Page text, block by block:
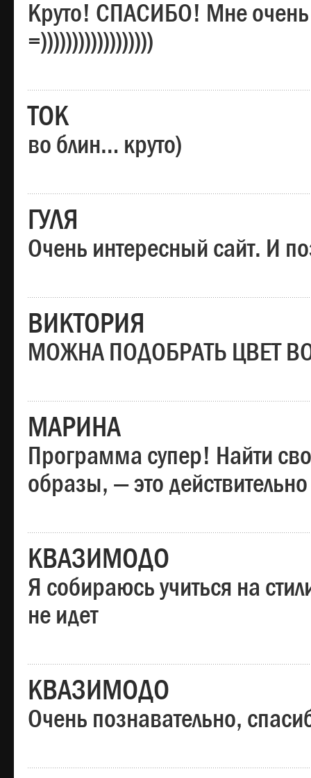
Круто! СПАСИБО! Мне
=))))))))))))))))))
ТОК
во блин… круто)
ГУЛЯ
Очень интересный сайт. И
ВИКТОРИЯ
МОЖНА ПОДОБРАТЬ ЦВЕТ
МАРИНА
Программа супер! Найти
образы, — это
КВАЗИМОДО
Я собираюсь учиться на
не идет
КВАЗИМОДО
Очень познавательно,